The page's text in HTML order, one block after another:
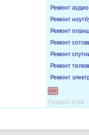
Ремонт
Ремонт
Ремонт
Ремонт
Ремонт
Ремонт
Ремонт
KW
Первый этаж